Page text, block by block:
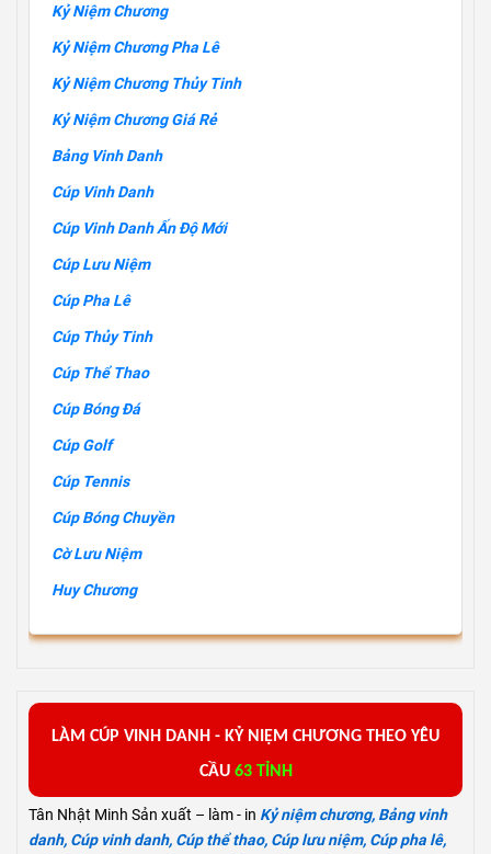
Kỷ Niệm Chương
Kỷ Niệm Chương Pha Lê
Kỷ Niệm Chương Thủy Tinh
Kỷ Niệm Chương Giá Rẻ
Bảng Vinh Danh
Cúp Vinh Danh
Cúp Vinh Danh Ấn Độ Mới
Cúp Lưu Niệm
Cúp Pha Lê
Cúp Thủy Tinh
Cúp Thể Thao
Cúp Bóng Đá
Cúp Golf
Cúp Tennis
Cúp Bóng Chuyền
Cờ Lưu Niệm
Huy Chương
LÀM CÚP VINH DANH - KỶ NIỆM CHƯƠNG THEO YÊU
CẦU 63 TỈNH
Tân Nhật Minh Sản xuất – làm - in Kỷ niệm chương, Bảng vinh
danh, Cúp vinh danh, Cúp thể thao, Cúp lưu niệm, Cúp pha lê,